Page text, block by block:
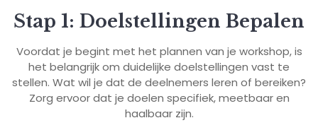
Stap 1: Doelstellingen Bepalen
Voordat je begint met het plannen van je workshop, is
het belangrijk om duidelijke doelstellingen vast te
stellen. Wat wil je dat de deelnemers leren of bereiken?
Zorg ervoor dat je doelen specifiek, meetbaar en
haalbaar zijn.